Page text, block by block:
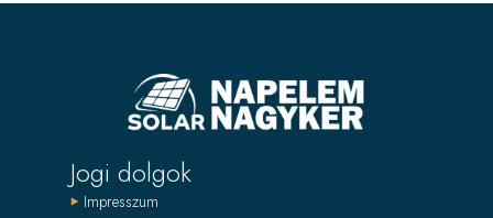
Jogi dolgok
Impresszum